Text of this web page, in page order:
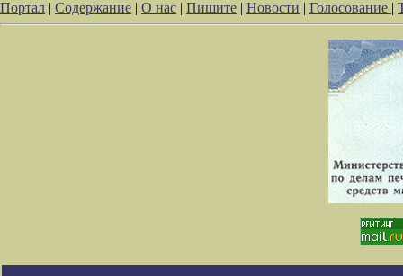
Портал | Содержание | О нас | Пишите | Новости | Голосование |